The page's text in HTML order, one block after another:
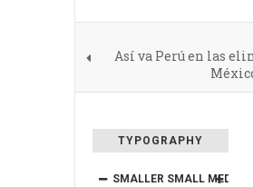
Así va Perú en las
TYPOGRAPHY
SMALLER SMALL MEDIUM